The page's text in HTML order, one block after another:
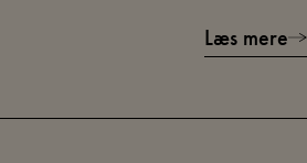
Læs mere